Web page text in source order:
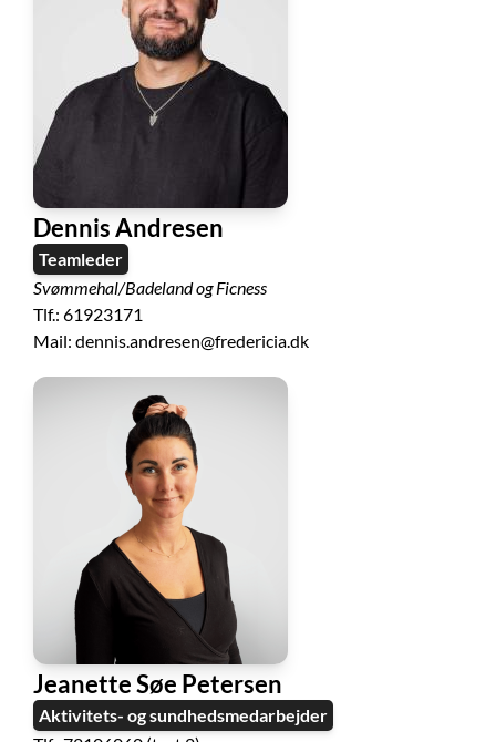
Dennis Andresen
Teamleder
Svømmehal/Badeland og Ficness
Tlf.: 61923171
Mail: dennis.andresen@fredericia.dk
Jeanette Søe Petersen
Aktivitets- og sundhedsmedarbejder